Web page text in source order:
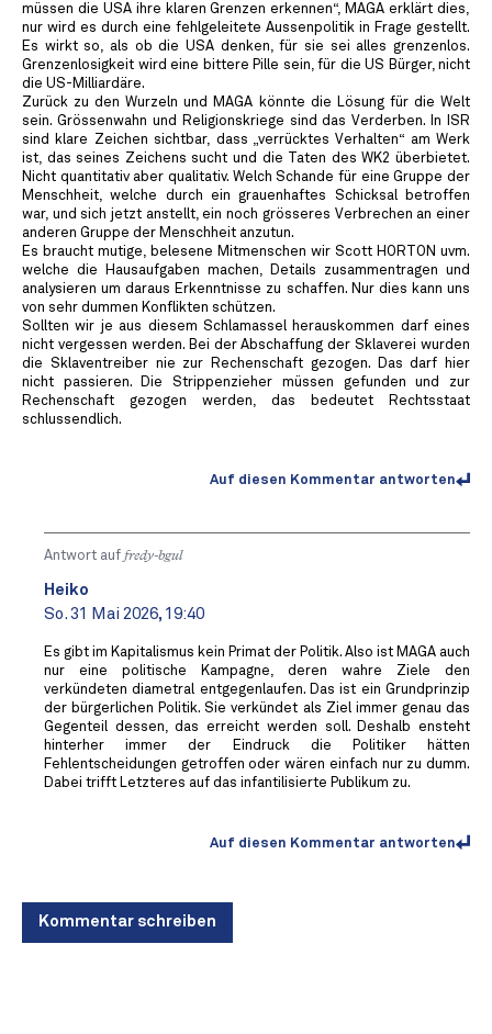
müssen die USA ihre klaren Grenzen erkennen“, MAGA erklärt dies,
nur wird es durch eine fehlgeleitete Aussenpolitik in Frage gestellt.
Es wirkt so, als ob die USA denken, für sie sei alles grenzenlos.
Grenzenlosigkeit wird eine bittere Pille sein, für die US Bürger, nicht
die US-Milliardäre.
Zurück zu den Wurzeln und MAGA könnte die Lösung für die Welt
sein. Grössenwahn und Religionskriege sind das Verderben. In ISR
sind klare Zeichen sichtbar, dass „verrücktes Verhalten“ am Werk
ist, das seines Zeichens sucht und die Taten des WK2 überbietet.
Nicht quantitativ aber qualitativ. Welch Schande für eine Gruppe der
Menschheit, welche durch ein grauenhaftes Schicksal betroffen
war, und sich jetzt anstellt, ein noch grösseres Verbrechen an einer
anderen Gruppe der Menschheit anzutun.
Es braucht mutige, belesene Mitmenschen wir Scott HORTON uvm.
welche die Hausaufgaben machen, Details zusammentragen und
analysieren um daraus Erkenntnisse zu schaffen. Nur dies kann uns
von sehr dummen Konflikten schützen.
Sollten wir je aus diesem Schlamassel herauskommen darf eines
nicht vergessen werden. Bei der Abschaffung der Sklaverei wurden
die Sklaventreiber nie zur Rechenschaft gezogen. Das darf hier
nicht passieren. Die Strippenzieher müssen gefunden und zur
Rechenschaft gezogen werden, das bedeutet Rechtsstaat
schlussendlich.
Auf diesen Kommentar antworten
Antwort auf fredy-bgul
Heiko
So. 31 Mai 2026, 19:40
Es gibt im Kapitalismus kein Primat der Politik. Also ist MAGA auch
nur eine politische Kampagne, deren wahre Ziele den
verkündeten diametral entgegenlaufen. Das ist ein Grundprinzip
der bürgerlichen Politik. Sie verkündet als Ziel immer genau das
Gegenteil dessen, das erreicht werden soll. Deshalb ensteht
hinterher immer der Eindruck die Politiker hätten
Fehlentscheidungen getroffen oder wären einfach nur zu dumm.
Dabei trifft Letzteres auf das infantilisierte Publikum zu.
Auf diesen Kommentar antworten
Kommentar schreiben